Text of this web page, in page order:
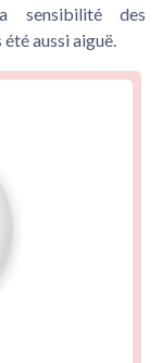
sensibilité des
aussi aiguë.